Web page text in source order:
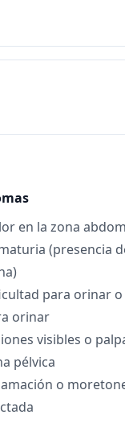
en la zona
(presencia
para orinar
orinar
visibles o
pélvica
o